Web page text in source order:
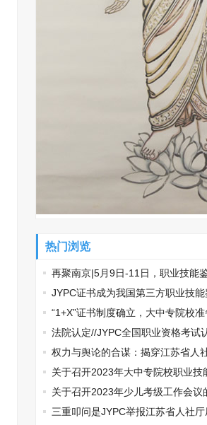
热门浏览
再聚南京|5月9日-11日，职业技能
盟，南京国际展览中心见！
​JYPC证书成为我国第三方职业技
门话题
“1+X”证书制度确立，大中专院校
文)法院认定//JYPC全国职业资格考试
法机构
权力与舆论的合谋：揭穿江苏省人
明垄断集团打压民营企业的真相
关于召开2023年大中专院校职业技
议的通知
关于召开2023年少儿考级工作会议
三重叩问是JYPC举报江苏省人社